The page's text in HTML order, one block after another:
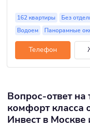
162 квартиры Без
Водоем
Панорамные
Телефон
Вопрос-ответ на
комфорт класса
Инвест в